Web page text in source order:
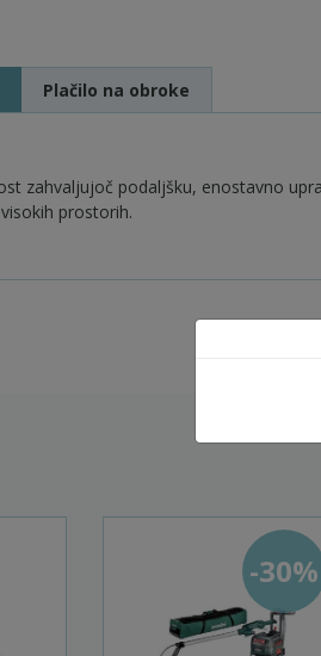
Plačilo na obroke
zahvaljujoč podaljšku, enostavno
prostorih.
-30%